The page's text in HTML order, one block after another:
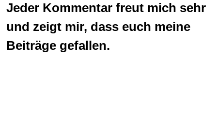
Jeder Kommentar freut mich sehr
und zeigt mir, dass euch meine
Beiträge gefallen.